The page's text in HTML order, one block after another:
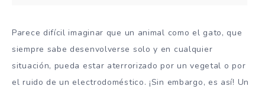
Parece difícil imaginar que un animal como el gato, que
siempre sabe desenvolverse solo y en cualquier
situación, pueda estar aterrorizado por un vegetal o por
el ruido de un electrodoméstico. ¡Sin embargo, es así! Un